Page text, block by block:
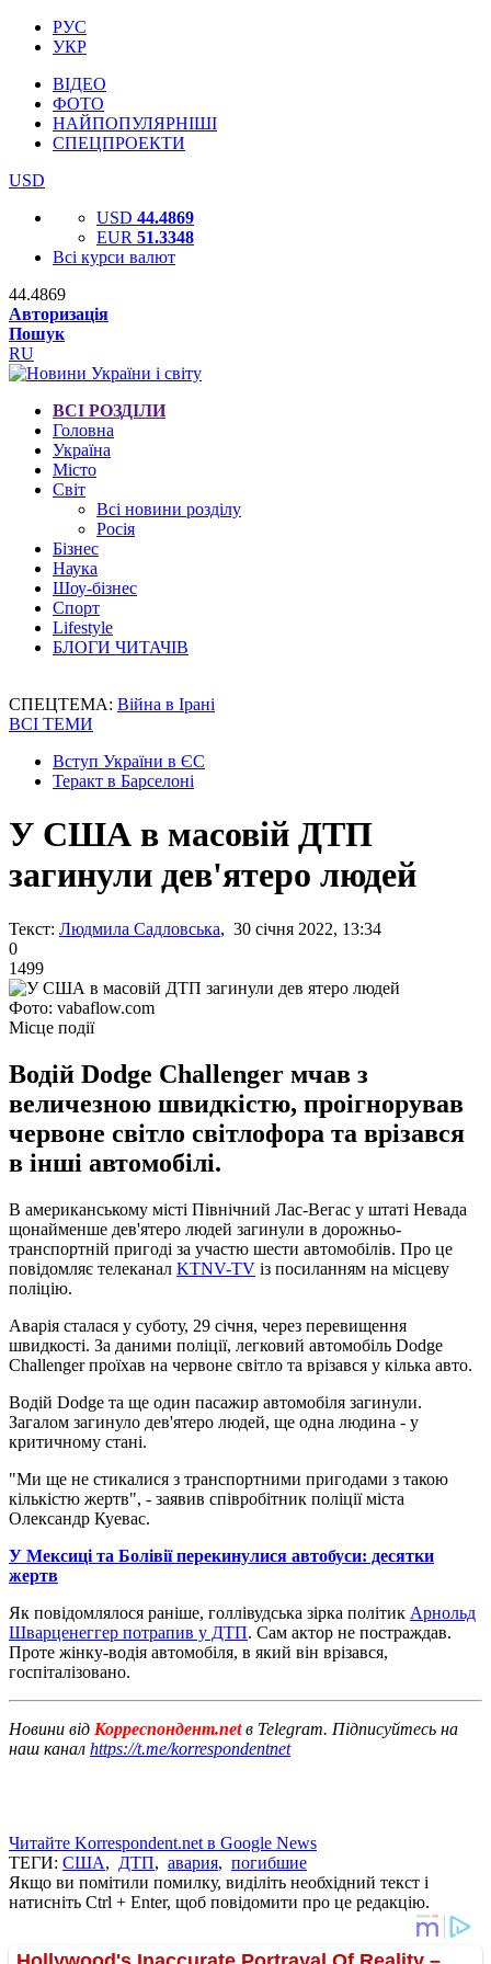
РУС
УКР
ВІДЕО
ФОТО
НАЙПОПУЛЯРНІШІ
СПЕЦПРОЕКТИ
USD
USD 44.4869
EUR 51.3348
Всі курси валют
44.4869
Авторизація
Пошук
RU
ВСІ РОЗДІЛИ
Головна
Україна
Місто
Світ
Всі новини розділу
Росія
Бізнес
Наука
Шоу-бізнес
Спорт
Lifestyle
БЛОГИ ЧИТАЧІВ
СПЕЦТЕМА: Війна в Ірані
ВСІ ТЕМИ
Вступ України в ЄС
Теракт в Барселоні
У США в масовій ДТП
загинули дев'ятеро людей
Текст: Людмила Садловська, 30 січня 2022, 13:34
0
1499
Фото: vabaflow.com
Місце події
Водій Dodge Challenger мчав з
величезною швидкістю, проігнорував
червоне світло світлофора та врізався
в інші автомобілі.
В американському місті Північний Лас-Вегас у штаті Невада
щонайменше дев'ятеро людей загинули в дорожньо-
транспортній пригоді за участю шести автомобілів. Про це
повідомляє телеканал KTNV-TV із посиланням на місцеву
поліцію.
Аварія сталася у суботу, 29 січня, через перевищення
швидкості. За даними поліції, легковий автомобіль Dodge
Challenger проїхав на червоне світло та врізався у кілька авто.
Водій Dodge та ще один пасажир автомобіля загинули.
Загалом загинуло дев'ятеро людей, ще одна людина - у
критичному стані.
"Ми ще не стикалися з транспортними пригодами з такою
кількістю жертв", - заявив співробітник поліції міста
Олександр Куевас.
У Мексиці та Болівії перекинулися автобуси: десятки
жертв
Як повідомлялося раніше, голлівудська зірка політик Арнольд
Шварценеггер потрапив у ДТП. Сам актор не постраждав.
Проте жінку-водія автомобіля, в який він врізався,
госпіталізовано.
Новини від Корреспондент.netв Telegram. Підписуйтесь на
наш канал https://t.me/korrespondentnet
Читайте Korrespondent.net в Google News
ТЕГИ: США, ДТП, авария, погибшие
Якщо ви помітили помилку, виділіть необхідний текст і
натисніть Ctrl + Enter, щоб повідомити про це редакцію.